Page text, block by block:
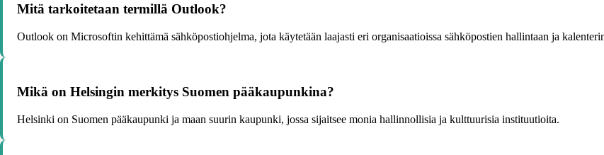
Mitä tarkoitetaan termillä Outlook?
Outlook on Microsoftin kehittämä sähköpostiohjelma, jota käytetään laajasti eri organisaatioissa sähköpostien hallintaan ja
Mikä on Helsingin merkitys Suomen pääkaupunkina?
Helsinki on Suomen pääkaupunki ja maan suurin kaupunki, jossa sijaitsee monia hallinnollisia ja kulttuurisia instituutioita.